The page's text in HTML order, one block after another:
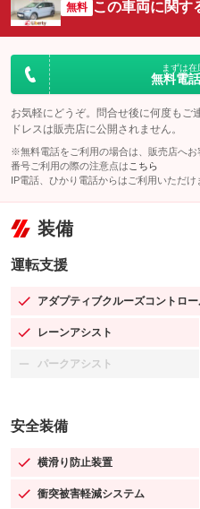
無料 この車両に関す
まずは
無料電
お気軽にどうぞ。問合せ後に何度もご
ドレスは販売店に公開されません。
※無料電話をご利用の場合は、販売店へ
番号ご利用の際の注意点は こちら
IP電話、ひかり電話からはご利用いただけ
装備
運転支援
アダプティブクルーズコントロ
：装備あり
レーンアシスト
：装備あり
パークアシスト
：装備なし
安全装備
横滑り防止装置
：装備あり
衝突被害軽減システム
：装備あり